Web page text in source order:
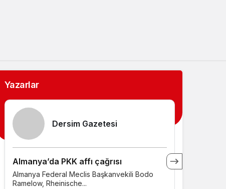
Yazarlar
Dersim Gazetesi
Almanya’da PKK affı çağrısı
Almanya Federal Meclis Başkanvekili Bodo
Ramelow, Rheinische...